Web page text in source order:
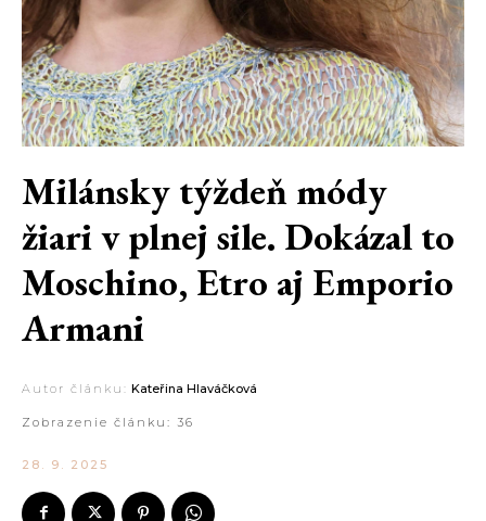
Milánsky týždeň módy
žiari v plnej sile. Dokázal to
Moschino, Etro aj Emporio
Armani
Autor článku: Kateřina Hlaváčková
Zobrazenie článku: 36
28. 9. 2025